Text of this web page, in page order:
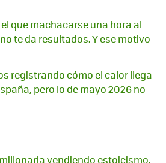
que machacarse una hora al
te da resultados. Y ese motivo
registrando cómo el calor llega
pero lo de mayo 2026 no
vendiendo estoicismo.